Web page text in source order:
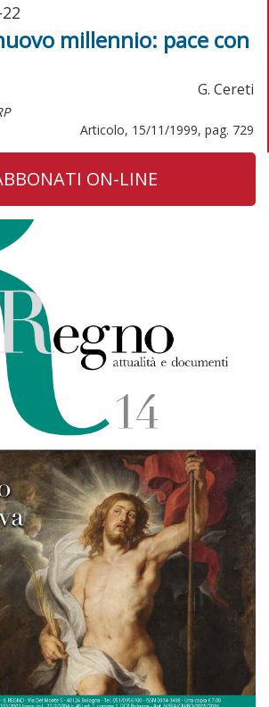
millennio: pace con
G. Cereti
Articolo, 15/11/1999, pag. 729
ON-LINE